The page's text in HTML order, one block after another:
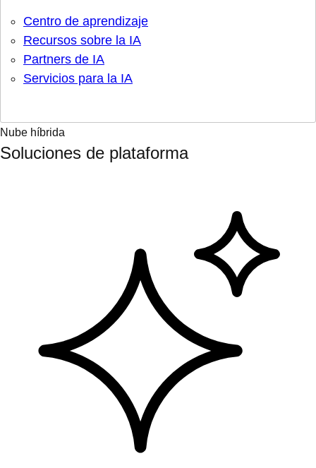
Centro de aprendizaje
Recursos sobre la IA
Partners de IA
Servicios para la IA
Nube híbrida
Soluciones de plataforma